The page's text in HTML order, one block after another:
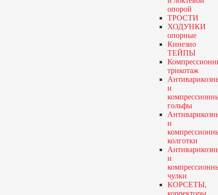
опорой
ТРОСТИ
ХОДУНКИ
опорные
Кинезио
ТЕЙПЫ
трикотаж
и
гольфы
и
колготки
и
чулки
КОРСЕТЫ,
корректоры